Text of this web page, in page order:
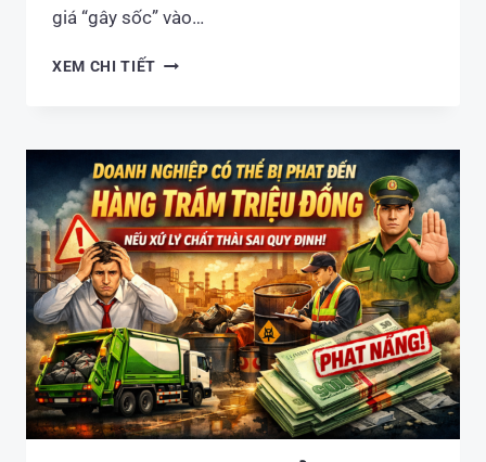
giá “gây sốc” vào…
XEM CHI TIẾT BIẾN
DẦU
NGÀY
25/03/2026:
DẦU
DIESEL
VƯỢT
NGƯỠNG
40.000
ĐỒNG/LÍT